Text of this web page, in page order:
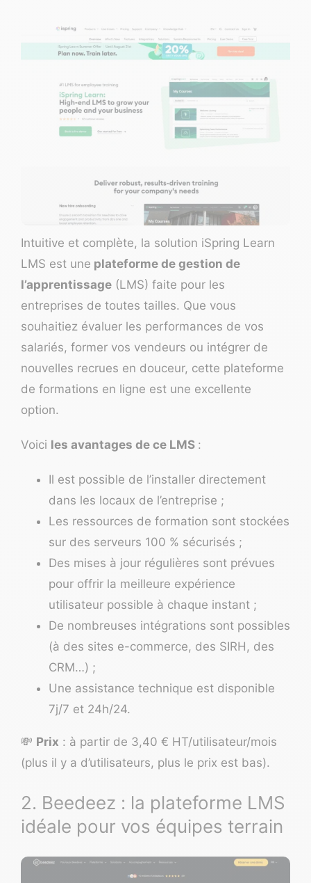
Intuitive et complète, la solution iSpring Learn
LMS est une plateforme de gestion de
l’apprentissage (LMS) faite pour les
entreprises de toutes tailles. Que vous
souhaitiez évaluer les performances de vos
salariés, former vos vendeurs ou intégrer de
nouvelles recrues en douceur, cette plateforme
de formations en ligne est une excellente
option.
Voici les avantages de ce LMS :
Il est possible de l’installer directement
dans les locaux de l’entreprise ;
Les ressources de formation sont stockées
sur des serveurs 100 % sécurisés ;
Des mises à jour régulières sont prévues
pour offrir la meilleure expérience
utilisateur possible à chaque instant ;
De nombreuses intégrations sont possibles
(à des sites e-commerce, des SIRH, des
CRM…) ;
Une assistance technique est disponible
7j/7 et 24h/24.
💸 Prix : à partir de 3,40 € HT/utilisateur/mois
(plus il y a d’utilisateurs, plus le prix est bas).
2. Beedeez : la plateforme LMS
idéale pour vos équipes terrain